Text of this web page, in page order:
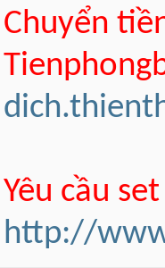
Chuyển
Yêu cầu
http://